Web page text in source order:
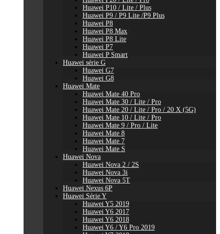
Huawei P10 / Lite / Plus
Huawei P9 / P9 Lite /P9 Plus
Huawei P8
Huawei P8 Max
Huawei P8 Lite
Huawei P7
Huawei P Smart
Huawei série G
Huawei G7
Huawei G8
Huawei Mate
Huawei Mate 40 Pro
Huawei Mate 30 / Lite / Pro
Huawei Mate 20 / Lite / Pro / 20 X (5G)
Huawei Mate 10 / Lite / Pro
Huawei Mate 9 / Pro / Lite
Huawei Mate 8
Huawei Mate 7
Huawei Mate S
Huawei Nova
Huawei Nova 2 / 2S
Huawei Nova 3i
Huawei Nova 5T
Huawei Nexus 6P
Huawei Série Y
Huawei Y5 2019
Huawei Y6 2017
Huawei Y6 2018
Huawei Y6 / Y6 Pro 2019